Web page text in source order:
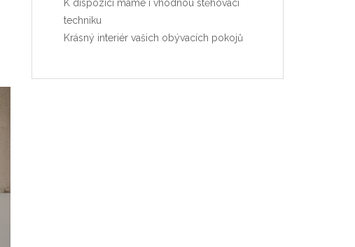
K dispozici máme i vhodnou stěhovací
techniku
Krásný interiér vašich obývacích pokojů